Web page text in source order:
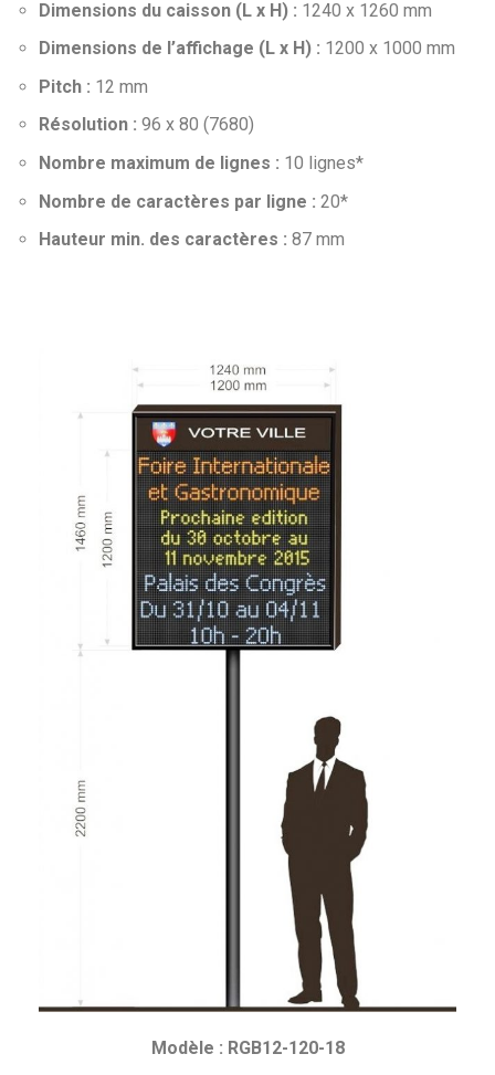
Dimensions du caisson (L x H) : 1240 x 1260 mm
Dimensions de l’affichage (L x H) : 1200 x 1000 mm
Pitch : 12 mm
Résolution : 96 x 80 (7680)
Nombre maximum de lignes : 10 lignes*
Nombre de caractères par ligne : 20*
Hauteur min. des caractères : 87 mm
Modèle : RGB12-120-18